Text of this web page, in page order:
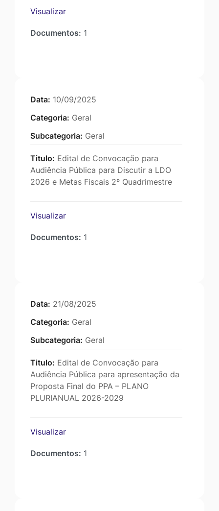
Visualizar
Documentos: 1
Data: 10/09/2025
Categoria: Geral
Subcategoria: Geral
Titulo: Edital de Convocação para
Audiência Pública para Discutir a LDO
2026 e Metas Fiscais 2º Quadrimestre
Visualizar
Documentos: 1
Data: 21/08/2025
Categoria: Geral
Subcategoria: Geral
Titulo: Edital de Convocação para
Audiência Pública para apresentação da
Proposta Final do PPA – PLANO
PLURIANUAL 2026-2029
Visualizar
Documentos: 1